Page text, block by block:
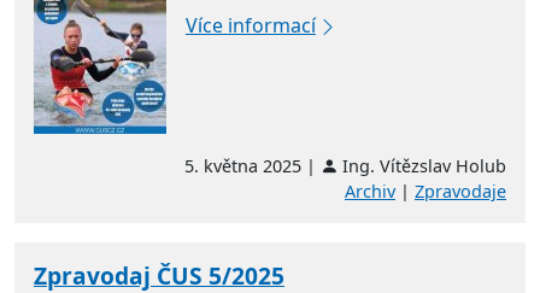
Více informací
5. května 2025 |
Ing. Vítězslav Holub
Archiv| Zpravodaje
Zpravodaj ČUS 5/2025